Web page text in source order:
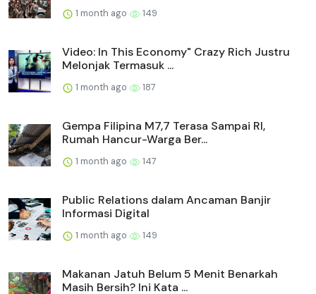
1 month ago 149
Video: In This Economy" Crazy Rich Justru
Melonjak Termasuk ...
1 month ago 187
Gempa Filipina M7,7 Terasa Sampai RI,
Rumah Hancur-Warga Ber...
1 month ago 147
Public Relations dalam Ancaman Banjir
Informasi Digital
1 month ago 149
Makanan Jatuh Belum 5 Menit Benarkah
Masih Bersih? Ini Kata ...